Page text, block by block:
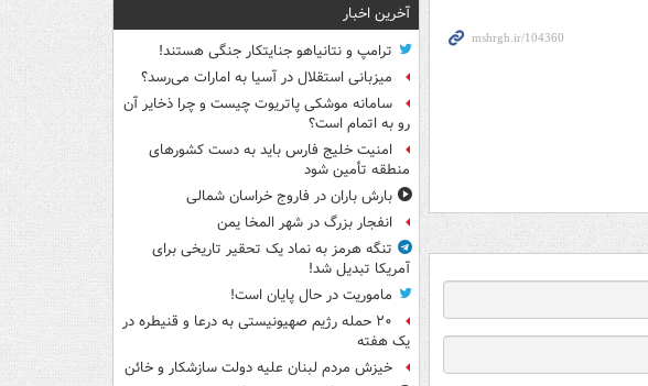
آخرین اخبار
ترامپ و نتانیاهو جنایتکار جنگی هستند!
میزبانی استقلال در آسیا به امارات می‌رسد؟
سامانه موشکی پاتریوت چیست و چرا ذخایر آن
رو به اتمام است؟
امنیت خلیج فارس باید به دست کشورهای
منطقه تأمین شود
بارش باران در فاروج خراسان شمالی
انفجار بزرگ در شهر المخا یمن
تنگه هرمز به نماد یک تحقیر تاریخی برای
آمریکا تبدیل شد!
ماموریت در حال پایان است!
۲۰ حمله رژیم صهیونیستی به درعا و قنیطره در
یک هفته
خیزش مردم لبنان علیه دولت سازشکار و خائن